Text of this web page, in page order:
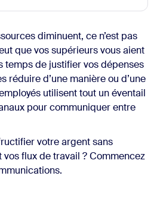
diminuent, ce n’est pas
que vos supérieurs vous aient
temps de justifier vos dépenses
réduire d’une manière ou d’une
utilisent tout un éventail
pour communiquer entre
votre argent sans
flux de travail ? Commencez